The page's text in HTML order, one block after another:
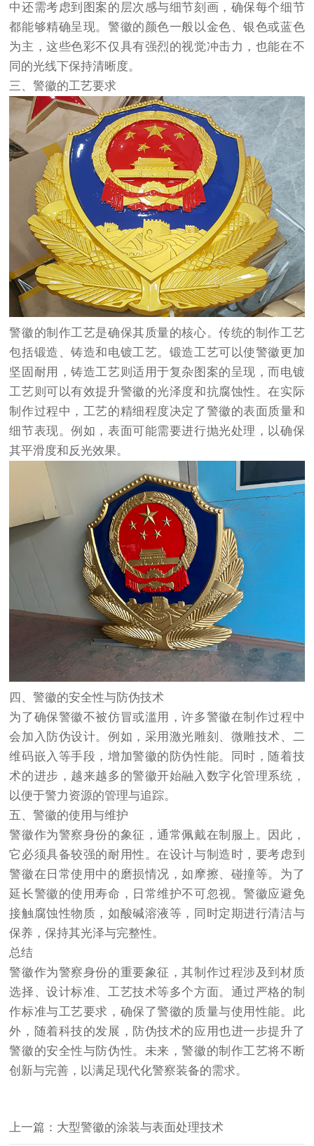
中还需考虑到图案的层次感与细节刻画，确保每个细节
都能够精确呈现。警徽的颜色一般以金色、银色或蓝色
为主，这些色彩不仅具有强烈的视觉冲击力，也能在不
同的光线下保持清晰度。
三、警徽的工艺要求
警徽的制作工艺是确保其质量的核心。传统的制作工艺
包括锻造、铸造和电镀工艺。锻造工艺可以使警徽更加
坚固耐用，铸造工艺则适用于复杂图案的呈现，而电镀
工艺则可以有效提升警徽的光泽度和抗腐蚀性。在实际
制作过程中，工艺的精细程度决定了警徽的表面质量和
细节表现。例如，表面可能需要进行抛光处理，以确保
其平滑度和反光效果。
四、警徽的安全性与防伪技术
为了确保警徽不被仿冒或滥用，许多警徽在制作过程中
会加入防伪设计。例如，采用激光雕刻、微雕技术、二
维码嵌入等手段，增加警徽的防伪性能。同时，随着技
术的进步，越来越多的警徽开始融入数字化管理系统，
以便于警力资源的管理与追踪。
五、警徽的使用与维护
警徽作为警察身份的象征，通常佩戴在制服上。因此，
它必须具备较强的耐用性。在设计与制造时，要考虑到
警徽在日常使用中的磨损情况，如摩擦、碰撞等。为了
延长警徽的使用寿命，日常维护不可忽视。警徽应避免
接触腐蚀性物质，如酸碱溶液等，同时定期进行清洁与
保养，保持其光泽与完整性。
总结
警徽作为警察身份的重要象征，其制作过程涉及到材质
选择、设计标准、工艺技术等多个方面。通过严格的制
作标准与工艺要求，确保了警徽的质量与使用性能。此
外，随着科技的发展，防伪技术的应用也进一步提升了
警徽的安全性与防伪性。未来，警徽的制作工艺将不断
创新与完善，以满足现代化警察装备的需求。
上一篇：大型警徽的涂装与表面处理技术